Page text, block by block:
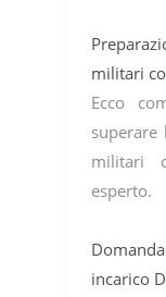
militari
Ecco
superare
militari
esperto.
incarico